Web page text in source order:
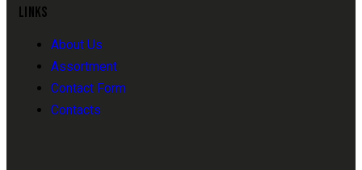
LINKS
About Us
Assortment
Contact Form
Contacts